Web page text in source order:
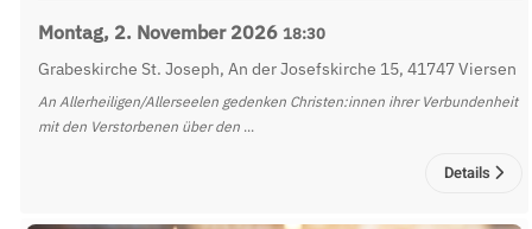
Montag, 2. November 2026 18:30
Grabeskirche St. Joseph, An der Josefskirche 15, 41747 Viersen
An Allerheiligen/Allerseelen gedenken Christen:innen ihrer Verbundenheit
mit den Verstorbenen über den ...
Details